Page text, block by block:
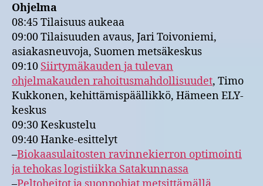
Ohjelma
08:45 Tilaisuus aukeaa
09:00 Tilaisuuden avaus, Jari Toivoniemi,
asiakasneuvoja, Suomen metsäkeskus
09:10 Siirtymäkauden ja tulevan
ohjelmakauden rahoitusmahdollisuudet, Timo
Kukkonen, kehittämispäällikkö, Hämeen ELY-
keskus
09:30 Keskustelu
09:40 Hanke-esittelyt
–Biokaasulaitosten ravinnekierron optimointi
ja tehokas logistiikka Satakunnassa